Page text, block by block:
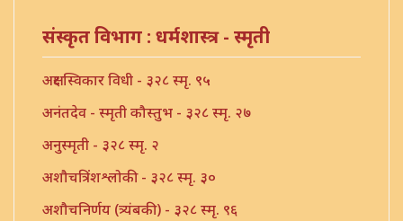
संस्कृत विभाग : धर्मशास्त्र - स्मृती
अक्षर स्विकार विधी - ३२८ स्मृ. ९५
अनंतदेव - स्मृती कौस्तुभ - ३२८ स्मृ. २७
अनुस्मृती - ३२८ स्मृ. २
अशौचत्रिंशश्लोकी - ३२८ स्मृ. ३०
अशौचनिर्णय (त्र्यंबकी) - ३२८ स्मृ. ९६